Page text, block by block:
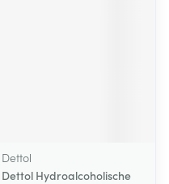
Dettol
Dettol Hydroalcoholische